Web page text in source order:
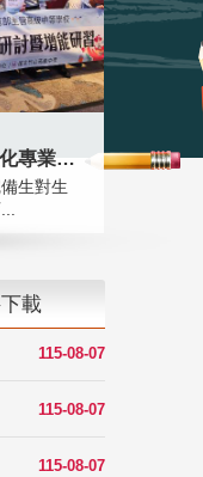
落實校園霸凌防制教育 強化專業知能
生對生
載
115-08-07
115-08-07
115-08-07